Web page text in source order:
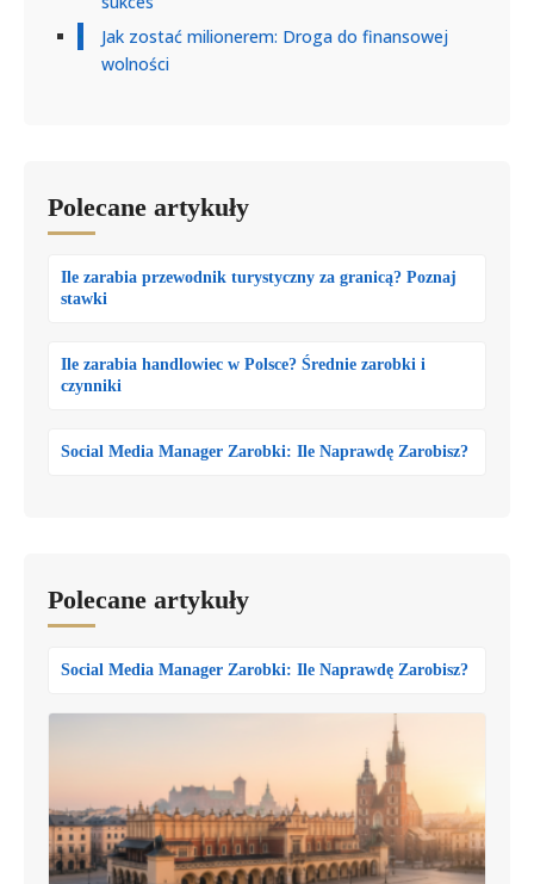
Jak zostać milionerem: Droga do finansowej
wolności
Polecane artykuły
Ile zarabia przewodnik turystyczny za granicą? Poznaj
stawki
Ile zarabia handlowiec w Polsce? Średnie zarobki i
czynniki
Social Media Manager Zarobki: Ile Naprawdę Zarobisz?
Polecane artykuły
Social Media Manager Zarobki: Ile Naprawdę Zarobisz?